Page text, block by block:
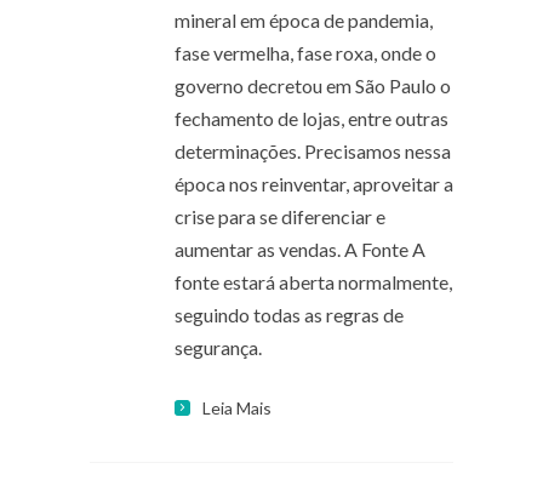
mineral em época de pandemia,
fase vermelha, fase roxa, onde o
governo decretou em São Paulo o
fechamento de lojas, entre outras
determinações. Precisamos nessa
época nos reinventar, aproveitar a
crise para se diferenciar e
aumentar as vendas. A Fonte A
fonte estará aberta normalmente,
seguindo todas as regras de
segurança.
Leia Mais